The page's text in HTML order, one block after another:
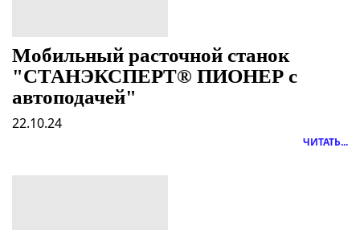
Мобильный расточной станок
"СТАНЭКСПЕРТ® ПИОНЕР с
автоподачей"
22.10.24
ЧИТАТЬ...